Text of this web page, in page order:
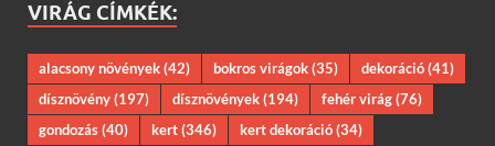
VIRÁG CÍMKÉK:
alacsony növények(42) bokros virágok(35) dekoráció(41)
dísznövény(197) dísznövények(194) fehér virág(76)
gondozás(40) kert(346) kert dekoráció(34)